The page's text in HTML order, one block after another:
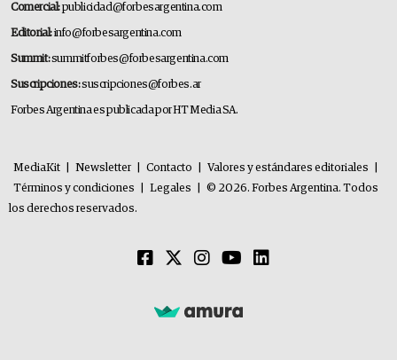
Comercial:publicidad@forbesargentina.com
Editorial:info@forbesargentina.com
Summit:summitforbes@forbesargentina.com
Suscripciones:suscripciones@forbes.ar
Forbes Argentina es publicada por HT Media SA.
MediaKit Newsletter Contacto Valores y estándares editoriales
Términos y condiciones
Legales
© 2026. Forbes Argentina. Todos
los derechos reservados.